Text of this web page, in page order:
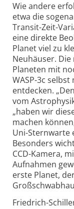
Wie andere
etwa die
Transit-Zeit-
eine direkte
Planet viel zu
Neuhäuser. Die
Planeten mit
WASP-3c
entdecken.
vom
„haben wir
machen
Uni-Sternwarte
Besonders
CCD-Kamera,
Aufnahmen
erste Planet,
Friedrich-